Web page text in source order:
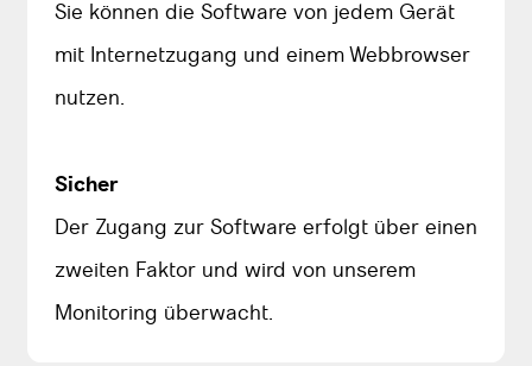
Sie können die Software von jedem Gerät
mit Internetzugang und einem Webbrowser
nutzen.
Sicher
Der Zugang zur Software erfolgt über einen
zweiten Faktor und wird von unserem
Monitoring überwacht.